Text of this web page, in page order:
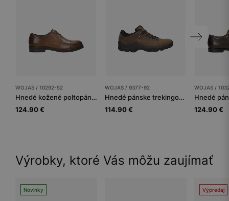
WOJAS / 10292-52
Hnedé kožené poltopánky pre mužov
124.90 €
WOJAS / 9377-92
Hnedé pánske trekingové poltopánky
114.90 €
WOJAS /
124.90 €
Výrobky, ktoré Vás môžu zaujímať
Novinky Výpredaj